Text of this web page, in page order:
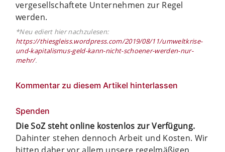
vergesellschaftete Unternehmen zur Regel
werden.
*Neu ediert hier nachzulesen:
https://thiesgleiss.wordpress.com/2019/08/11/umweltkrise-
und-kapitalismus-geld-kann-nicht-schoener-werden-nur-
mehr/.
Kommentar zu diesem Artikel hinterlassen
Spenden
Die SoZ steht online kostenlos zur Verfügung.
Dahinter stehen dennoch Arbeit und Kosten. Wir